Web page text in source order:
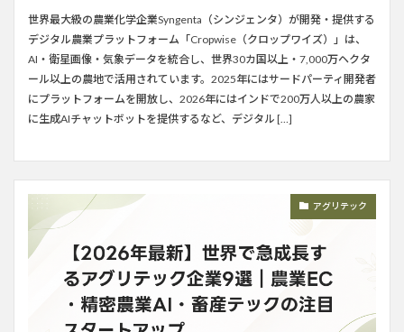
世界最大級の農業化学企業Syngenta（シンジェンタ）が開発・提供する
デジタル農業プラットフォーム「Cropwise（クロップワイズ）」は、
AI・衛星画像・気象データを統合し、世界30カ国以上・7,000万ヘクタ
ール以上の農地で活用されています。2025年にはサードパーティ開発者
にプラットフォームを開放し、2026年にはインドで200万人以上の農家
に生成AIチャットボットを提供するなど、デジタル […]
アグリテック